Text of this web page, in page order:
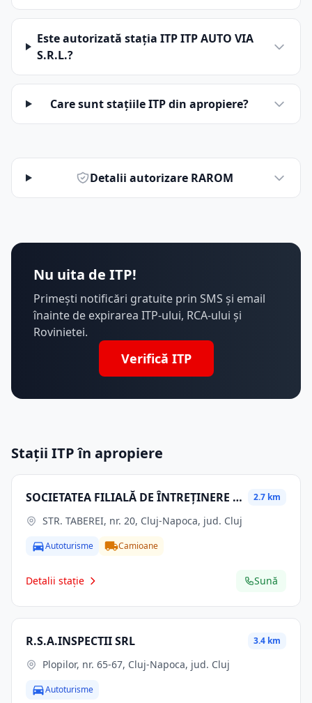
Este autorizată stația ITP ITP AUTO VIA
S.R.L.?
Care sunt stațiile ITP din apropiere?
Detalii autorizare RAROM
Nu uita de ITP!
Primești notificări gratuite prin SMS și email
înainte de expirarea ITP-ului, RCA-ului și
Rovinietei.
Verifică ITP
Stații ITP în apropiere
SOCIETATEA FILIALĂ DE ÎNTREȚINERE ȘI SERVICII ENERGETICE " ELECTRICA SERV " S.A. 2.7 km
STR. TABEREI, nr. 20, Cluj-Napoca, jud. Cluj
Autoturisme Camioane
Detalii stație Sună
R.S.A.INSPECTII SRL 3.4 km
Plopilor, nr. 65-67, Cluj-Napoca, jud. Cluj
Autoturisme